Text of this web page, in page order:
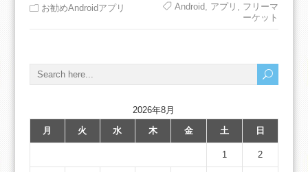
お勧めAndroidアプリ Android アプリ
フリーマ
ーケット
2026年8月
月
火 水 木 金 土 日
1 2